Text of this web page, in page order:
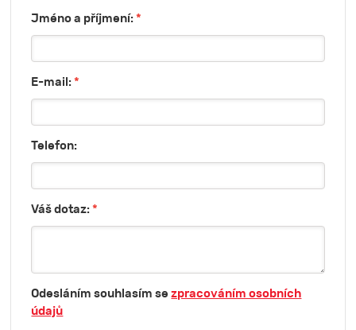
Jméno a příjmení:*
E-mail:*
Telefon:
Váš dotaz:*
Odesláním souhlasím sezpracováním osobních
údajů